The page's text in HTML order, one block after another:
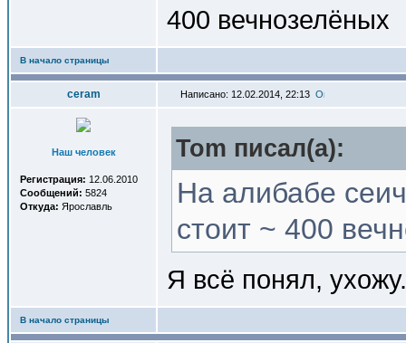
400 вечнозелёных
В начало страницы
ceram Написано: 12.02.2014, 22:13
Наш человек
Регистрация: 12.06.2010
Сообщений: 5824
Откуда: Ярославль
Tom писал(a):
На алибабе
стоит ~ 400
Я всё понял,
В начало страницы